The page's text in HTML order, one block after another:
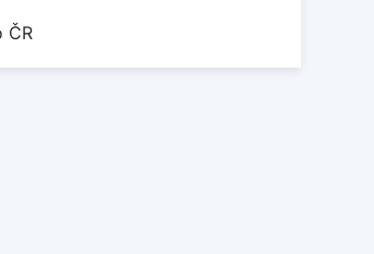
ČR